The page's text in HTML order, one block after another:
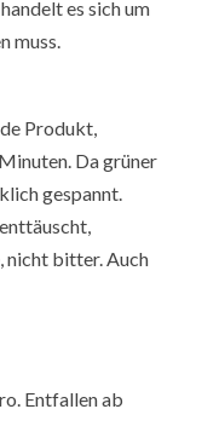
es sich um
muss.
Produkt,
Da grüner
gespannt.
nicht bitter. Auch
Entfallen ab